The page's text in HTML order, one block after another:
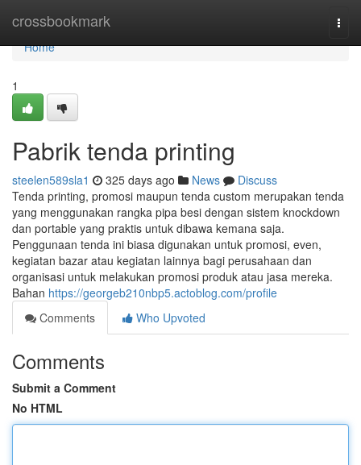
crossbookmark
Home
Home
1
Pabrik tenda printing
steelen589sla1 325 days ago News
Discuss
Tenda printing, promosi maupun tenda custom merupakan tenda
yang menggunakan rangka pipa besi dengan sistem knockdown
dan portable yang praktis untuk dibawa kemana saja.
Penggunaan tenda ini biasa digunakan untuk promosi, even,
kegiatan bazar atau kegiatan lainnya bagi perusahaan dan
organisasi untuk melakukan promosi produk atau jasa mereka.
Bahan https://georgeb210nbp5.actoblog.com/profile
Comments
Who Upvoted
Comments
Submit a Comment
No HTML